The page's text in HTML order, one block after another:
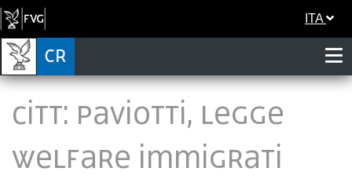
ITA
Citt: Paviotti, legge
welfare immigrati